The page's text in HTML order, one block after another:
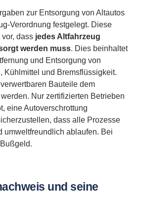
zur Entsorgung von Altautos
Verordnung festgelegt. Diese
dass jedes Altfahrzeug
werden muss. Dies beinhaltet
und Entsorgung von
Kühlmittel und Bremsflüssigkeit.
Bauteile dem
Nur zertifizierten Betrieben
eine Autoverschrottung
dass alle Prozesse
umweltfreundlich ablaufen. Bei
und seine